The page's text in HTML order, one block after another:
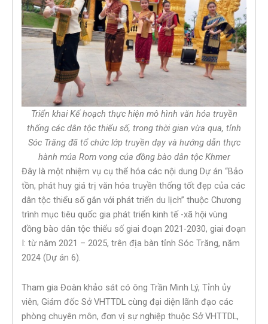
Triển khai Kế hoạch thực hiện mô hình văn hóa truyền
thống các dân tộc thiểu số, trong thời gian vừa qua, tỉnh
Sóc Trăng đã tổ chức lớp truyền dạy và hướng dẫn thực
hành múa Rom vong của đồng bào dân tộc Khmer
Đây là một nhiệm vụ cụ thể hóa các nội dung Dự án “Bảo
tồn, phát huy giá trị văn hóa truyền thống tốt đẹp của các
dân tộc thiểu số gắn với phát triển du lịch” thuộc Chương
trình mục tiêu quốc gia phát triển kinh tế -xã hội vùng
đồng bào dân tộc thiểu số giai đoạn 2021-2030, giai đoạn
I: từ năm 2021 – 2025, trên địa bàn tỉnh Sóc Trăng, năm
2024 (Dự án 6).
Tham gia Đoàn khảo sát có ông Trần Minh Lý, Tỉnh ủy
viên, Giám đốc Sở VHTTDL cùng đại diện lãnh đạo các
phòng chuyên môn, đơn vị sự nghiệp thuộc Sở VHTTDL,